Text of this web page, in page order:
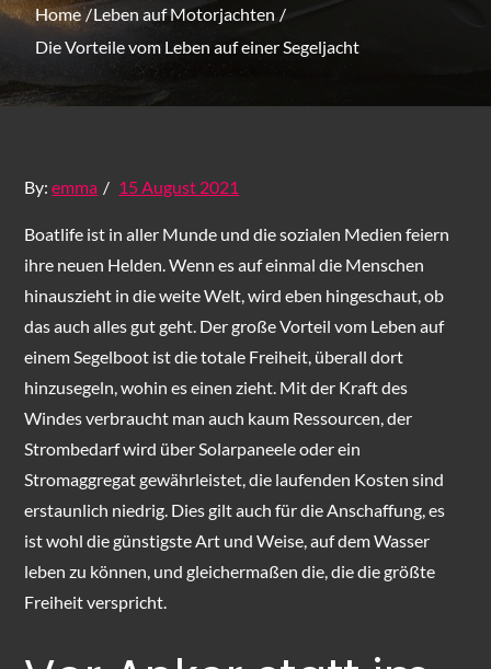
Home Leben auf Motorjachten
Die Vorteile vom Leben auf einer Segeljacht
By:emma
Posted
15 August 2021
Boatlife ist in aller Munde und die sozialen Medien feiern
ihre neuen Helden. Wenn es auf einmal die Menschen
hinauszieht in die weite Welt, wird eben hingeschaut, ob
das auch alles gut geht. Der große Vorteil vom Leben auf
einem Segelboot ist die totale Freiheit, überall dort
hinzusegeln, wohin es einen zieht. Mit der Kraft des
Windes verbraucht man auch kaum Ressourcen, der
Strombedarf wird über Solarpaneele oder ein
Stromaggregat gewährleistet, die laufenden Kosten sind
erstaunlich niedrig. Dies gilt auch für die Anschaffung, es
ist wohl die günstigste Art und Weise, auf dem Wasser
leben zu können, und gleichermaßen die, die die größte
Freiheit verspricht.